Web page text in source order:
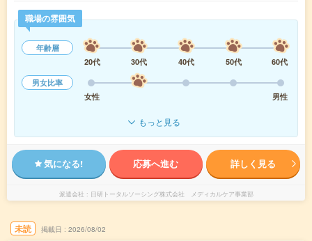
職場の雰囲気
年齢層
20代
30代 40代 50代
60代
男女比率
女性
男性
もっと見る
気になる! 応募へ進む 詳しく見る
派遣会社 日研トータルソーシング株式会社 メディカルケア事業部
未読 掲載日 2026/08/02